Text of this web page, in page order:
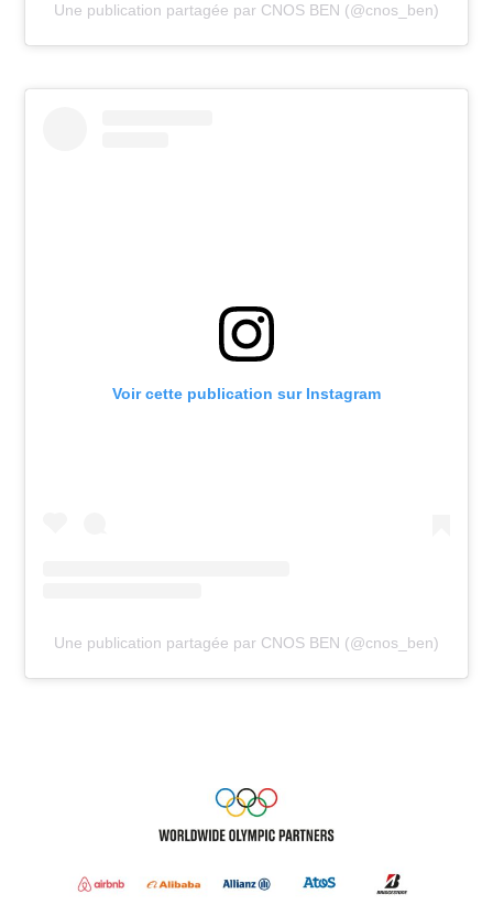
Une publication partagée par CNOS BEN (@cnos_ben)
Voir cette publication sur Instagram
Une publication partagée par CNOS BEN (@cnos_ben)